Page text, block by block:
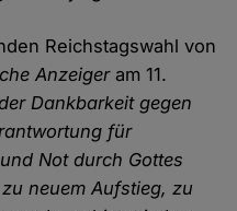
Reichstagswahl von
Anzeigeram 11.
Dankbarkeit gegen
für
Not durch Gottes
neuem Aufstieg, zu